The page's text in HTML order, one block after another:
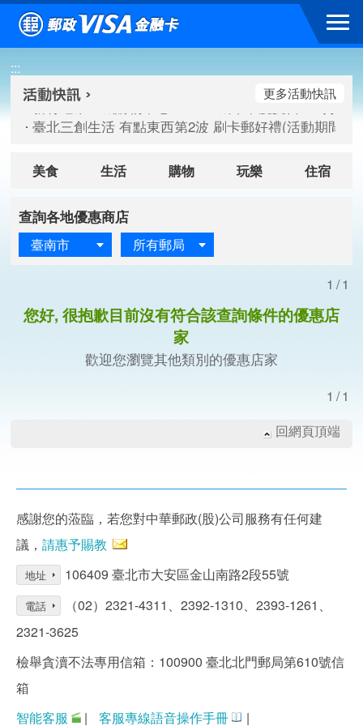
跳到主要內容區塊
:::
新竹遠東巨城購物中心 2026巨城年中慶夏日BIG好刷(
桃園大江國際購物中心 好饗去大江檔期(活動期間：
新竹遠東巨城購物中心 2026巨城年中慶夏日BIG好刷(
臺北三創生活 有點東西第2波 刷卡郵好禮(活動期間：
更多活動快訊
美食 生活 購物 玩樂 住宿
查詢各地優惠商店
臺南市 所有郵局
1/1
您好, 很抱歉目前沒有符合該查詢條件的優惠店
家
歡迎您瀏覽其他類別的優惠店家
1/1
回網頁頂端
感謝您的蒞臨，若您對中華郵政(股)公司服務有任何建
議， 請惠予賜教
地址 106409 臺北市大安區金山南路2段55號
電話
（02）2321-4311、2392-1310、2393-1261、
2321-3625
檢舉貪瀆不法專用信箱：100900 臺北北門郵局第610號信
箱
智能客服
| 客服專線語音操作手冊 |